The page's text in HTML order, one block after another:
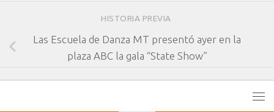
HISTORIA PREVIA
Las Escuela de Danza MT presentó ayer en la
plaza ABC la gala “State Show”